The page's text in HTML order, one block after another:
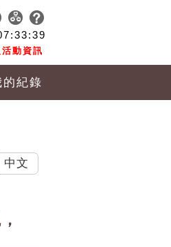
動資訊
的紀錄